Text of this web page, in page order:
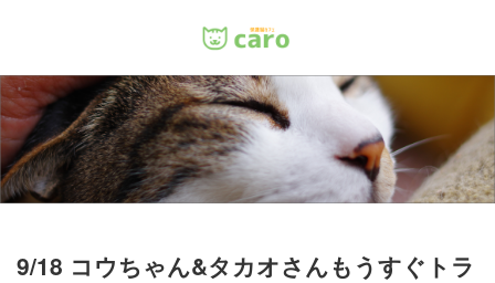
9/18 コウちゃん&タカオさんもうすぐトラ
Menu
ホーム
料金
里親について